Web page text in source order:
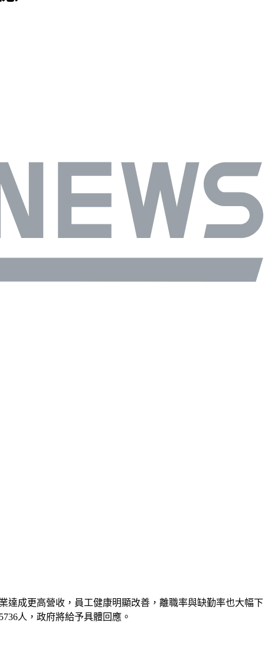
成更高營收，員工健康明顯改善，離職率與缺勤率也大幅下
人，政府將給予具體回應。